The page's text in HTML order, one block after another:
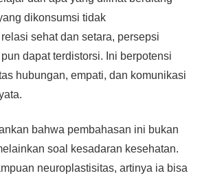
dikonsumsi tidak
sehat dan setara, persepsi
dapat terdistorsi. Ini berpotensi
hubungan, empati, dan komunikasi
bahwa pembahasan ini bukan
soal kesadaran kesehatan.
neuroplastisitas, artinya ia bisa